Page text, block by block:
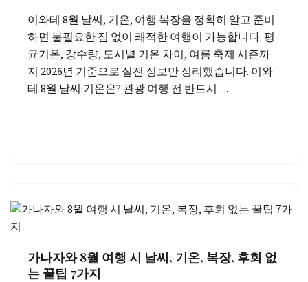
이와테 8월 날씨, 기온, 여행 복장을 정확히 알고 준비
하면 불필요한 짐 없이 쾌적한 여행이 가능합니다. 평
균기온, 강수량, 도시별 기온 차이, 여름 축제 시즌까
지 2026년 기준으로 실전 정보만 정리했습니다. 이와
테 8월 날씨·기온은? 관광 여행 전 반드시…
가나자와 8월 여행 시 날씨, 기온, 복장, 후회 없
는 꿀팁 7가지